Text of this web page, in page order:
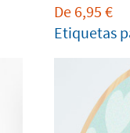
De 6,95 €
Etiquetas